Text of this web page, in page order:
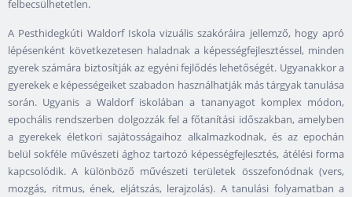
felbecsülhetetlen.
A Pesthidegkúti Waldorf Iskola vizuális szakóráira jellemző, hogy apró
lépésenként következetesen haladnak a képességfejlesztéssel, minden
gyerek számára biztosítják az egyéni fejlődés lehetőségét. Ugyanakkor a
gyerekek e képességeiket szabadon használhatják más tárgyak tanulása
során. Ugyanis a Waldorf iskolában a tananyagot komplex módon,
epochális rendszerben dolgozzák fel a főtanítási időszakban, amelyben
a gyerekek életkori sajátosságaihoz alkalmazkodnak, és az epochán
belül sokféle művészeti ághoz tartozó képességfejlesztés, átélési forma
kapcsolódik. A különböző művészeti területek összefonódnak (vers,
mozgás, ritmus, ének, eljátszás, lerajzolás). A tanulási folyamatban a